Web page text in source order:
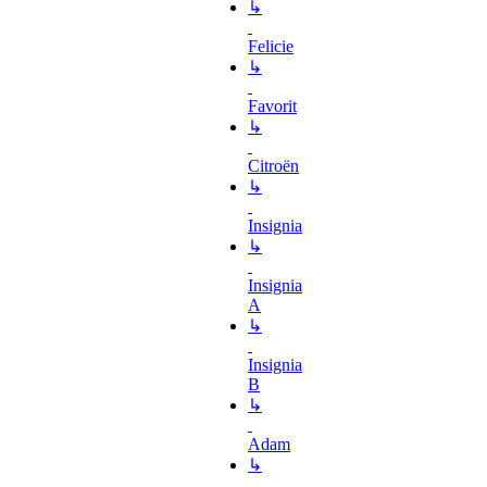
↳
Felicie
↳
Favorit
↳
Citroën
↳
Insignia
↳
Insignia
A
↳
Insignia
B
↳
Adam
↳